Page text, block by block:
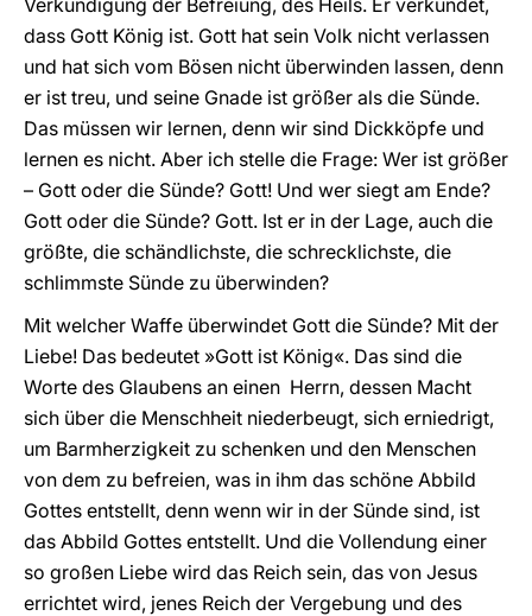
Verkündigung der Befreiung, des Heils. Er verkündet,
dass Gott König ist. Gott hat sein Volk nicht verlassen
und hat sich vom Bösen nicht überwinden lassen, denn
er ist treu, und seine Gnade ist größer als die Sünde.
Das müssen wir lernen, denn wir sind Dickköpfe und
lernen es nicht. Aber ich stelle die Frage: Wer ist größer
– Gott oder die Sünde? Gott! Und wer siegt am Ende?
Gott oder die Sünde? Gott. Ist er in der Lage, auch die
größte, die schändlichste, die schrecklichste, die
schlimmste Sünde zu überwinden?
Mit welcher Waffe überwindet Gott die Sünde? Mit der
Liebe! Das bedeutet »Gott ist König«. Das sind die
Worte des Glaubens an einen Herrn, dessen Macht
sich über die Menschheit niederbeugt, sich erniedrigt,
um Barmherzigkeit zu schenken und den Menschen
von dem zu befreien, was in ihm das schöne Abbild
Gottes entstellt, denn wenn wir in der Sünde sind, ist
das Abbild Gottes entstellt. Und die Vollendung einer
so großen Liebe wird das Reich sein, das von Jesus
errichtet wird, jenes Reich der Vergebung und des